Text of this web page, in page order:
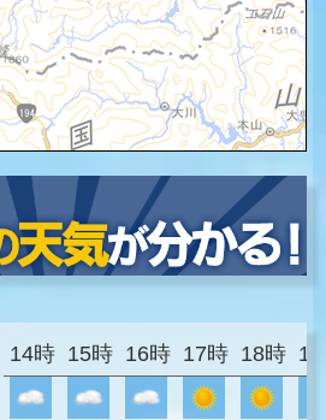
14時 15時 16時 17時 18時